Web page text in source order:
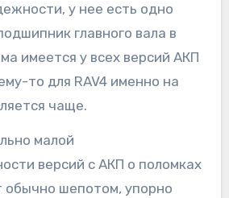
у нее есть одно
главного вала в
имеется у всех версий АКП
то для RAV4 именно на
чаще.
малой
версий с АКП о поломках
обычно шепотом, упорно